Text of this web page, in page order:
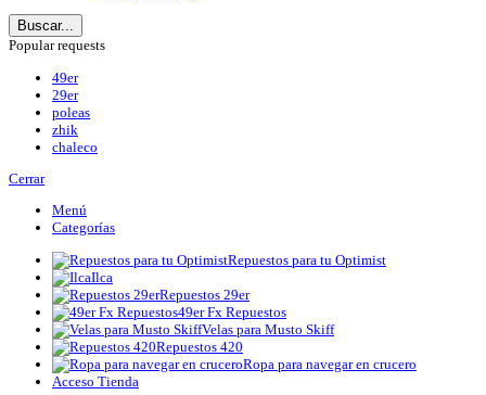
Buscar...
Popular requests
49er
29er
poleas
zhik
chaleco
Cerrar
Menú
Categorías
Repuestos para tu Optimist
Ilca
Repuestos 29er
49er Fx Repuestos
Velas para Musto Skiff
Repuestos 420
Ropa para navegar en crucero
Acceso Tienda